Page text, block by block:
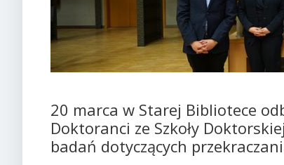
20 marca w Starej Bibliotece
Doktoranci ze Szkoły
badań dotyczących